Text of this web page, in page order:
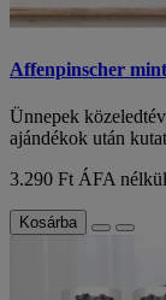
Affenpinscher
Ünnepek
ajándékok után
3.290 Ft ÁFA
Kosárba